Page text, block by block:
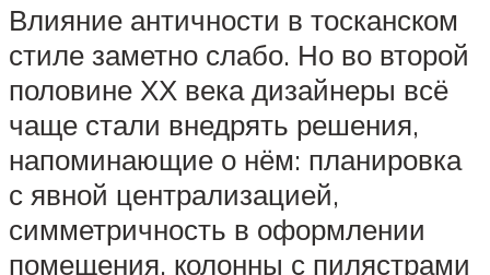
Влияние античности в тосканском
стиле заметно слабо. Но во второй
половине ХХ века дизайнеры всё
чаще стали внедрять решения,
напоминающие о нём: планировка
с явной централизацией,
симметричность в оформлении
помещения, колонны с пилястрами